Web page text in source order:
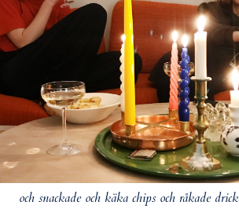
och snackade och käka chips och råkade